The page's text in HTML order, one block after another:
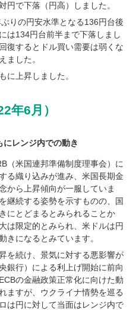
円で下落（円高）しました。
りの円安水準となる136円台後
は134円台前半まで下落しまし
復するとドル買い需要は弱くな
ました。
に上昇しました。
年6月）
にレンジ内での動き
（米国連邦準備制度理事会）に
る織り込みが進み、米国長期金
から上昇傾向が一服していま
継続する姿勢を示すものの、国
にとどまるとみられることか
は限定的とみられ、米ドルは円
きになるとみています。
を続け、景気に対する悪影響が
銀行）による利上げ開始に前向
の金融政策正常化に向けた動
ますが、ウクライナ情勢を巡る
は円に対して当面はレンジ内で